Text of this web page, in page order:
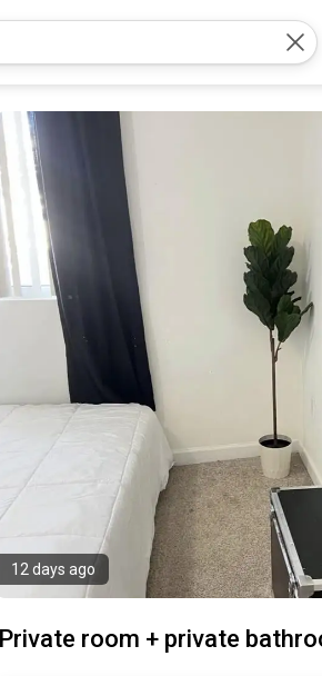
12 days ago
Private room + private